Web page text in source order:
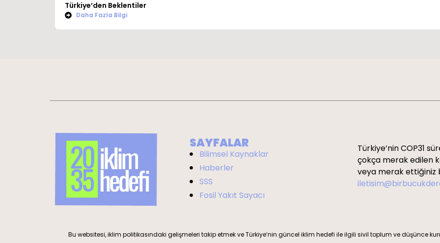
Türkiye’den Beklentiler
Daha Fazla Bilgi
SAYFALAR
Bilimsel Kaynaklar
Haberler
SSS
Fosil Yakıt Sayacı
Türkiye’nin COP31
çokça merak edilen
veya merak ettiğiniz
Bu websitesi, iklim politikasındaki gelişmeleri takip etmek ve Türkiye’nin güncel iklim hedefi ile ilgili sivil toplum ve düşünce